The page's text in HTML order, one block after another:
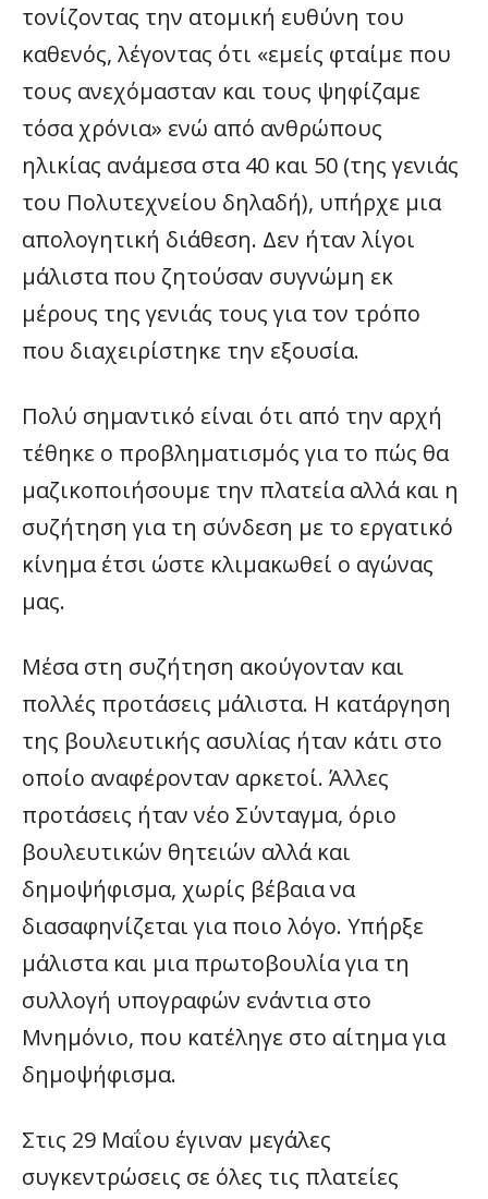
τονίζοντας την ατομική ευθύνη του
καθενός, λέγοντας ότι «εμείς φταίμε που
τους ανεχόμασταν και τους ψηφίζαμε
τόσα χρόνια» ενώ από ανθρώπους
ηλικίας ανάμεσα στα 40 και 50 (της γενιάς
του Πολυτεχνείου δηλαδή), υπήρχε μια
απολογητική διάθεση. Δεν ήταν λίγοι
μάλιστα που ζητούσαν συγνώμη εκ
μέρους της γενιάς τους για τον τρόπο
που διαχειρίστηκε την εξουσία.
Πολύ σημαντικό είναι ότι από την αρχή
τέθηκε ο προβληματισμός για το πώς θα
μαζικοποιήσουμε την πλατεία αλλά και η
συζήτηση για τη σύνδεση με το εργατικό
κίνημα έτσι ώστε κλιμακωθεί ο αγώνας
μας.
Μέσα στη συζήτηση ακούγονταν και
πολλές προτάσεις μάλιστα. Η κατάργηση
της βουλευτικής ασυλίας ήταν κάτι στο
οποίο αναφέρονταν αρκετοί. Άλλες
προτάσεις ήταν νέο Σύνταγμα, όριο
βουλευτικών θητειών αλλά και
δημοψήφισμα, χωρίς βέβαια να
διασαφηνίζεται για ποιο λόγο. Υπήρξε
μάλιστα και μια πρωτοβουλία για τη
συλλογή υπογραφών ενάντια στο
Μνημόνιο, που κατέληγε στο αίτημα για
δημοψήφισμα.
Στις 29 Μαΐου έγιναν μεγάλες
συγκεντρώσεις σε όλες τις πλατείες